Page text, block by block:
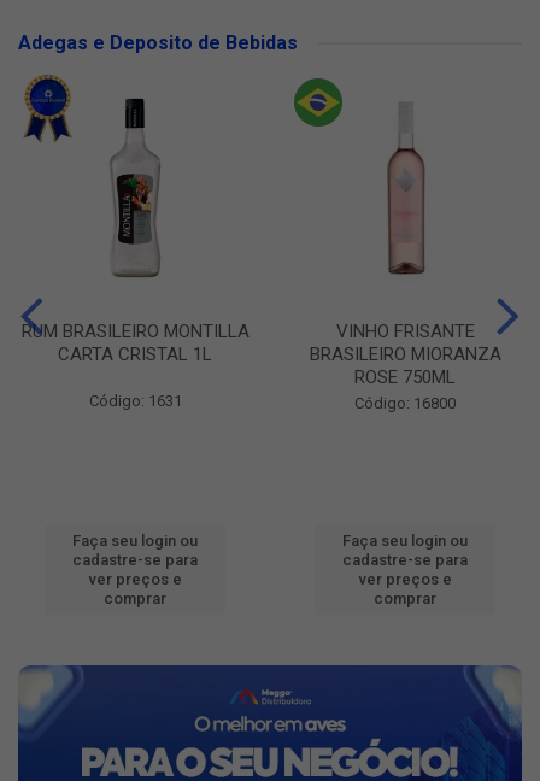
Adegas e Deposito de Bebidas
RUM BRASILEIRO MONTILLA
CARTA CRISTAL 1L
Código: 1631
Faça seu login ou
cadastre-se para
ver preços e
comprar
VINHO FRISANTE
BRASILEIRO MIORANZA
ROSE 750ML
Código: 16800
Faça seu login ou
cadastre-se para
ver preços e
comprar